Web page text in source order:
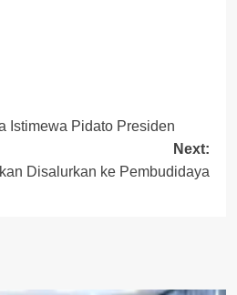
Istimewa Pidato Presiden
Next:
Disalurkan ke Pembudidaya